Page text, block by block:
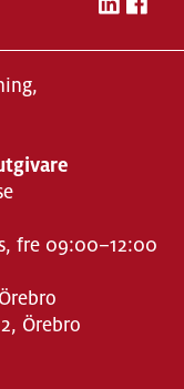
fre 09:00–12:00
Örebro